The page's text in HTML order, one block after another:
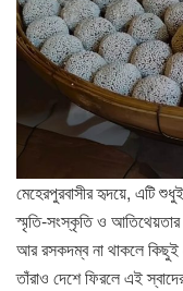
মেহেরপুরবাসীর হৃদয়ে, এটি
স্মৃতি-সংস্কৃতি ও
আর রসকদম্ব না থাকলে কিছুই
তাঁরাও দেশে ফিরলে এই